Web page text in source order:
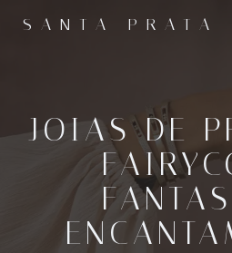
para
SANTA PRATA
JOIAS DE